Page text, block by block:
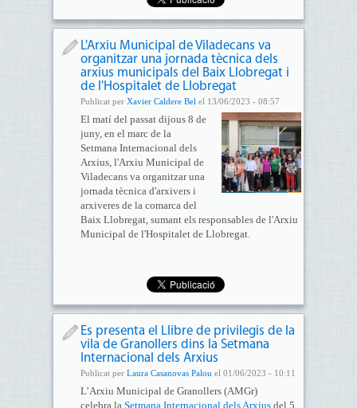
L'Arxiu Municipal de Viladecans va
organitzar una jornada tècnica dels
arxius municipals del Baix Llobregat i
de l'Hospitalet de Llobregat
Publicat per Xavier Caldere Bel el 13/06/2023 - 08:57
El matí del passat dijous 8 de
juny, en el marc de la
Setmana Internacional dels
Arxius, l'Arxiu Municipal de
Viladecans va organitzar una
jornada tècnica d'arxivers i
arxiveres de la comarca del
Baix Llobregat, sumant els responsables de l'Arxiu
Municipal de l'Hospitalet de Llobregat.
Es presenta el Llibre de privilegis de la
vila de Granollers dins la Setmana
Internacional dels Arxius
Publicat per Laura Casanovas Palou el 01/06/2023 - 10:11
L’Arxiu Municipal de Granollers (AMGr)
celebra la Setmana Internacional dels Arxiusdel 5